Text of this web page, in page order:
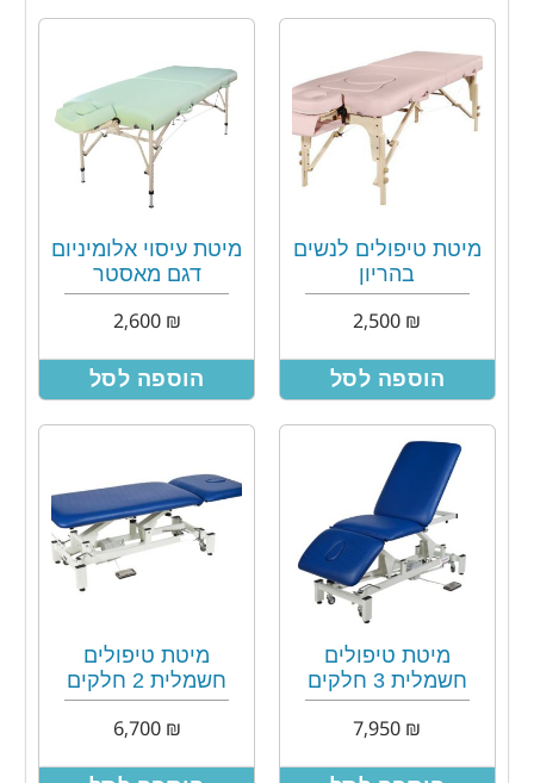
מיטת טיפולים לנשים
בהריון
₪
הוספה לסל
מיטת עיסוי אלומיניום
דגם מאסטר
₪
2,600
הוספה לסל
מיטת טיפולים
חשמלית 3 חלקים
₪
מיטת טיפולים
חשמלית 2 חלקים
₪
6,700